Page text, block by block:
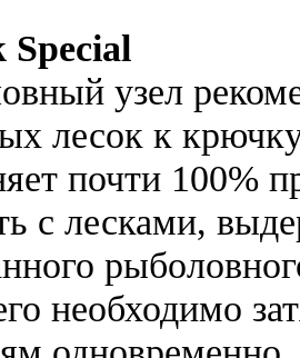
Special
узел
лесок к
почти 100%
с лесками,
необходимо